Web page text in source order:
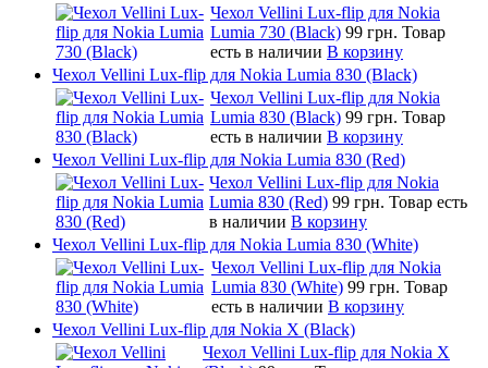
Чехол Vellini Lux-flip для Nokia
Lumia 730 (Black) 99 грн. Товар
есть в наличии В корзину
Чехол Vellini Lux-flip для Nokia Lumia 830 (Black)
Чехол Vellini Lux-flip для Nokia
Lumia 830 (Black) 99 грн. Товар
есть в наличии В корзину
Чехол Vellini Lux-flip для Nokia Lumia 830 (Red)
Чехол Vellini Lux-flip для Nokia
Lumia 830 (Red) 99 грн. Товар есть
в наличии В корзину
Чехол Vellini Lux-flip для Nokia Lumia 830 (White)
Чехол Vellini Lux-flip для Nokia
Lumia 830 (White) 99 грн. Товар
есть в наличии В корзину
Чехол Vellini Lux-flip для Nokia X (Black)
Чехол Vellini Lux-flip для Nokia X